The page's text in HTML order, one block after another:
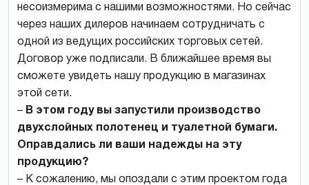
несоизмерима с нашими возможностями. Но сейчас
через наших дилеров начинаем сотрудничать с
одной из ведущих российских торговых сетей.
Договор уже подписали. В ближайшее время вы
сможете увидеть нашу продукцию в магазинах
этой сети.
– В этом году вы запустили производство
двухслойных полотенец и туалетной бумаги.
Оправдались ли ваши надежды на эту
продукцию?
– К сожалению, мы опоздали с этим проектом года